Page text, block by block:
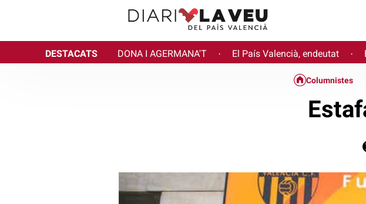
DESTACATS DONA I AGERMANA'T · El País Valencià, endeutat ·
Columnistes